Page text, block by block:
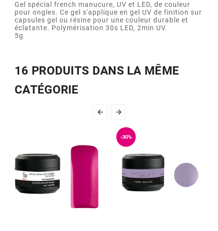
Gel spécial french manucure, UV et LED, de couleur
pour ongles. Ce gel s'applique en gel UV de finition sur
capsules gel ou résine pour une couleur durable et
éclatante. Polymérisation 30s LED, 2min UV.
5g
16 PRODUITS DANS LA MÊME
CATÉGORIE
 
-30%